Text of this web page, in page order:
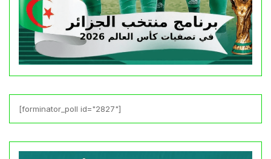
[forminator_poll id="2827"]